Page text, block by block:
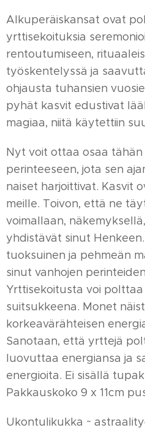
Alkuperäiskansat ovat
yrttisekoituksia
rentoutumiseen,
työskentelyssä ja
ohjausta tuhansien
pyhät kasvit edustivat
magiaa, niitä käytettiin
Nyt voit ottaa osaa tähän
perinteeseen, jota sen
naiset harjoittivat. Kasvit
meille. Toivon, että ne
voimallaan,
yhdistävät sinut
tuoksuinen ja pehmeän
sinut vanhojen
Yrttisekoitusta voi
suitsukkeena. Monet
korkeavärähteisen
Sanotaan, että yrttejä
luovuttaa energiansa ja
energioita. Ei sisällä
Pakkauskoko 9 x 11cm
Ukontulikukka ~